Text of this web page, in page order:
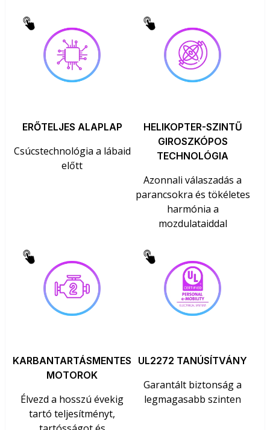
ERŐTELJES ALAPLAP
Csúcstechnológia a lábaid
előtt
HELIKOPTER-SZINTŰ
GIROSZKÓPOS
TECHNOLÓGIA
Azonnali válaszadás a
parancsokra és tökéletes
harmónia a
mozdulataiddal
KARBANTARTÁSMENTES
MOTOROK
Élvezd a hosszú évekig
tartó teljesítményt,
UL2272 TANÚSÍTVÁNY
Garantált biztonság a
legmagasabb szinten